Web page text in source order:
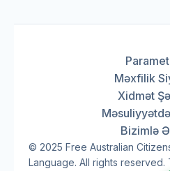
Məxfilik
Xidmət
Bizimlə
© 2025 Free Australian
Language. All rights